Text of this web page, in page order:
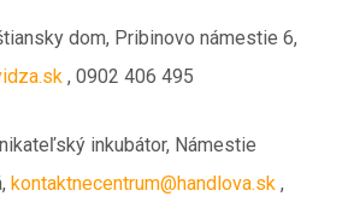
dom, Pribinovo námestie 6,
, 0902 406 495
inkubátor, Námestie
kontaktnecentrum@handlova.sk ,